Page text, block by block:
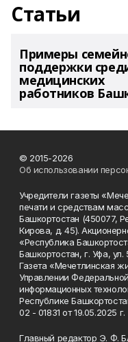
Статьи
Примеры
поддержки
медицинских
работников
© 2015-2026
Об использовании
Учредители газеты
печати и средствам
Башкортостан (450077,
Кирова, д. 45).
«Республика
Башкортостан, г. Уфа, ул.
Газета «Мечетлинская
Управлении
информационных
Республике
02 - 01831 от 19.05.2025 г.
Главный редактор Э. Ф.